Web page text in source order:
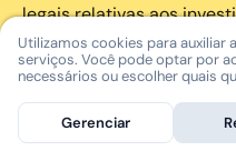
legais relativas aos
Nomad devem ser
Nomad e suas afiliadas
A Nomad Wealth
Utilizamos cookies para auxiliar
serviços. Você pode optar por
necessários ou escolher quais
Gerenciar